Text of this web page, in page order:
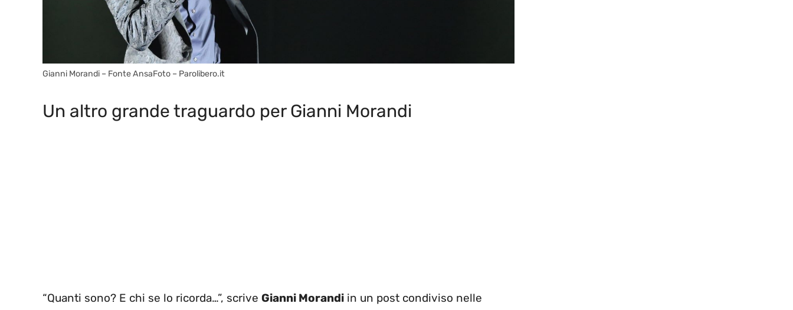
Gianni Morandi – Fonte AnsaFoto – Parolibero.it
Un altro grande traguardo per Gianni Morandi
“Quanti sono? E chi se lo ricorda…”, scrive Gianni Morandi in un post condiviso nelle